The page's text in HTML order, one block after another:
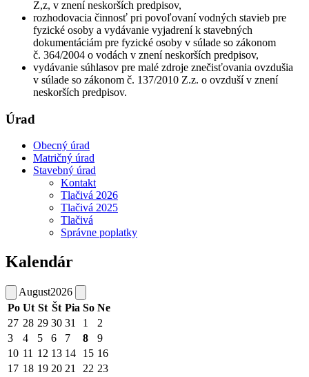
Z,z, v znení neskorších predpisov,
rozhodovacia činnosť pri povoľovaní vodných stavieb pre
fyzické osoby a vydávanie vyjadrení k stavebných
dokumentáciám pre fyzické osoby v súlade so zákonom
č. 364/2004 o vodách v znení neskorších predpisov,
vydávanie súhlasov pre malé zdroje znečisťovania ovzdušia
v súlade so zákonom č. 137/2010 Z.z. o ovzduší v znení
neskorších predpisov.
Úrad
Obecný úrad
Matričný úrad
Stavebný úrad
Kontakt
Tlačivá 2026
Tlačivá 2025
Tlačivá
Správne poplatky
Kalendár
August2026
Po Ut St Št Pia So Ne
27 28 29 30 31 1
2
3
4 5 6 7 8
9
10 11 12 13 14 15 16
17 18 19 20 21 22 23